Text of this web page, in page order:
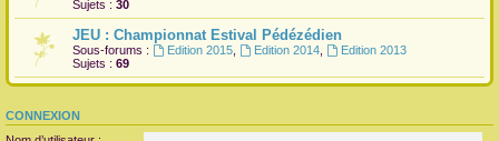
Sujets : 30
JEU : Championnat Estival Pédézédien
Sous-forums : Edition 2015, Edition 2014,
Edition 2013
Sujets : 69
CONNEXION